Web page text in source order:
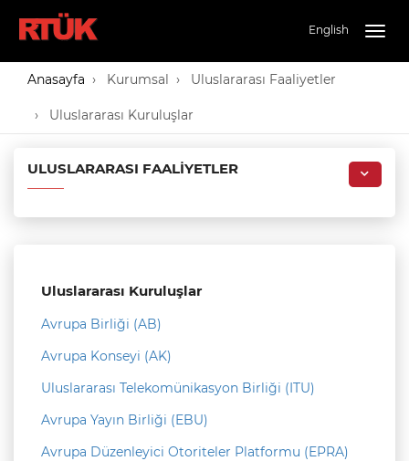
English
Anasayfa Kurumsal Uluslararası Faaliyetler
Uluslararası Kuruluşlar
ULUSLARARASI FAALIYETLER
Uluslararası Kuruluşlar
Avrupa Birliği (AB)
Avrupa Konseyi (AK)
Uluslararası Telekomünikasyon Birliği (ITU)
Avrupa Yayın Birliği (EBU)
Avrupa Düzenleyici Otoriteler Platformu (EPRA)